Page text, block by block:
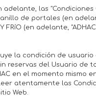
adelante, las
de portales (en
Y FRíO (en adelante,
la condición de usuario
reservas del Usuario de
en el momento mismo
atentamente las
Web.